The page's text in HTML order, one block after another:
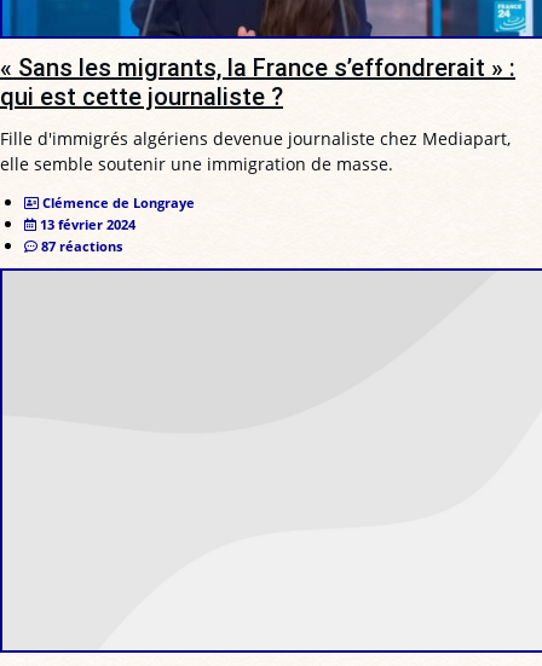
« Sans les migrants, la France s’effondrerait » :
qui est cette journaliste ?
Fille d'immigrés algériens devenue journaliste chez Mediapart,
elle semble soutenir une immigration de masse.
Clémence de Longraye
13 février 2024
87 réactions